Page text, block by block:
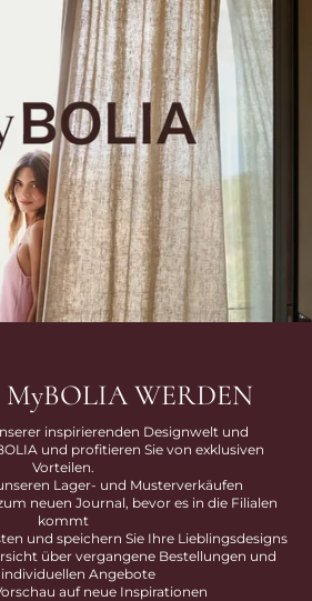
WERDEN
inspirierenden Designwelt und
und profitieren Sie von exklusiven
Vorteilen.
Lager- und Musterverkäufen
neuen Journal, bevor es in die Filialen
kommt
und speichern Sie Ihre Lieblingsdesigns
über vergangene Bestellungen und
Angebote
auf neue Inspirationen